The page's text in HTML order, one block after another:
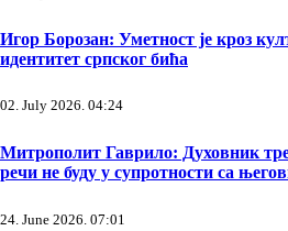
Игор Борозан: Уметност је кроз
идентитет српског бића
02. July 2026. 04:24
Митрополит Гаврило: Духовник
речи не буду у супротности са
24. June 2026. 07:01